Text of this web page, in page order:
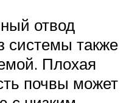
отвод
системы также
Плохая
почвы может